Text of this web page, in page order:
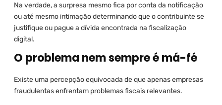
Na verdade, a surpresa mesmo fica por conta da notificação
ou até mesmo intimação determinando que o contribuinte se
justifique ou pague a dívida encontrada na fiscalização
digital.
O problema nem sempre é má-fé
Existe uma percepção equivocada de que apenas empresas
fraudulentas enfrentam problemas fiscais relevantes.